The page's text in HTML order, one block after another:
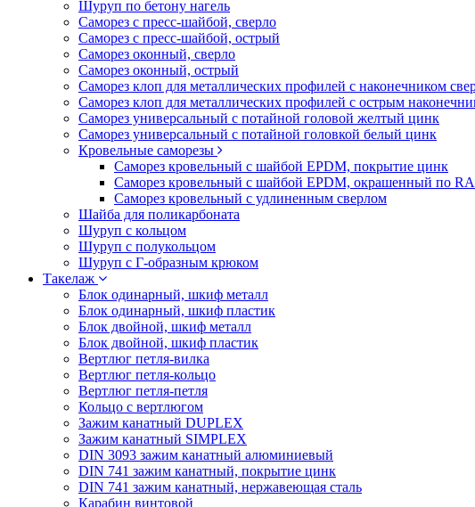
Шуруп по бетону нагель
Саморез с пресс-шайбой, сверло
Саморез с пресс-шайбой, острый
Саморез оконный, сверло
Саморез оконный, острый
Саморез клоп для металлических профилей с наконечником
Саморез клоп для металлических профилей с острым
Саморез универсальный с потайной головой желтый цинк
Саморез универсальный с потайной головкой белый цинк
Кровельные саморезы
Саморез кровельный с шайбой EPDM, покрытие цинк
Саморез кровельный с шайбой EPDM, окрашенный по
Саморез кровельный с удлиненным сверлом
Шайба для поликарбоната
Шуруп с кольцом
Шуруп с полукольцом
Шуруп с Г-образным крюком
Такелаж
Блок одинарный, шкиф металл
Блок одинарный, шкиф пластик
Блок двойной, шкиф металл
Блок двойной, шкиф пластик
Вертлюг петля-вилка
Вертлюг петля-кольцо
Вертлюг петля-петля
Кольцо с вертлюгом
Зажим канатный DUPLEX
Зажим канатный SIMPLEX
DIN 3093 зажим канатный алюминиевый
DIN 741 зажим канатный, покрытие цинк
DIN 741 зажим канатный, нержавеющая сталь
Карабин винтовой